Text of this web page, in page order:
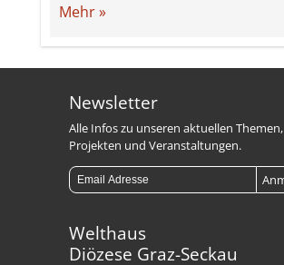
Mehr »
Newsletter
Alle Infos zu unseren aktuellen Themen,
Projekten und Veranstaltungen.
Welthaus
Diözese Graz-Seckau